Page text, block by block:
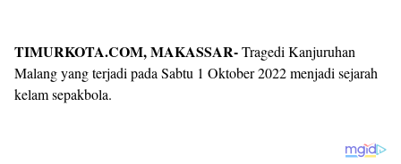
TIMURKOTA.COM, MAKASSAR-Tragedi Kanjuruhan
Malang yang terjadi pada Sabtu 1 Oktober 2022 menjadi sejarah
kelam sepakbola.